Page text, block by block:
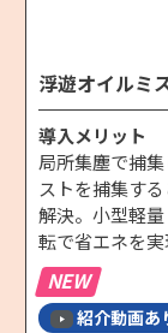
浮遊オイルミ
導入メリット
局所集塵で捕
ストを捕集す
解決。小型軽
転で省エネを実
NEW
紹介動画あ